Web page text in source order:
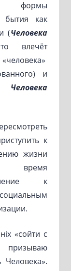
формы
бытия как
(Человека
влечёт
и
Человека
к
жизни
время
к
«сойти с
призываю
Человека».